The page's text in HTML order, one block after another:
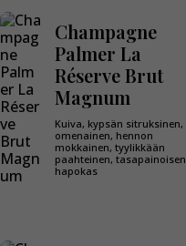
Champagne
Palmer La
Réserve Brut
Magnum
Kuiva, kypsän sitruksinen,
omenainen, hennon
mokkainen, tyylikkään
paahteinen, tasapainoisen
hapokas